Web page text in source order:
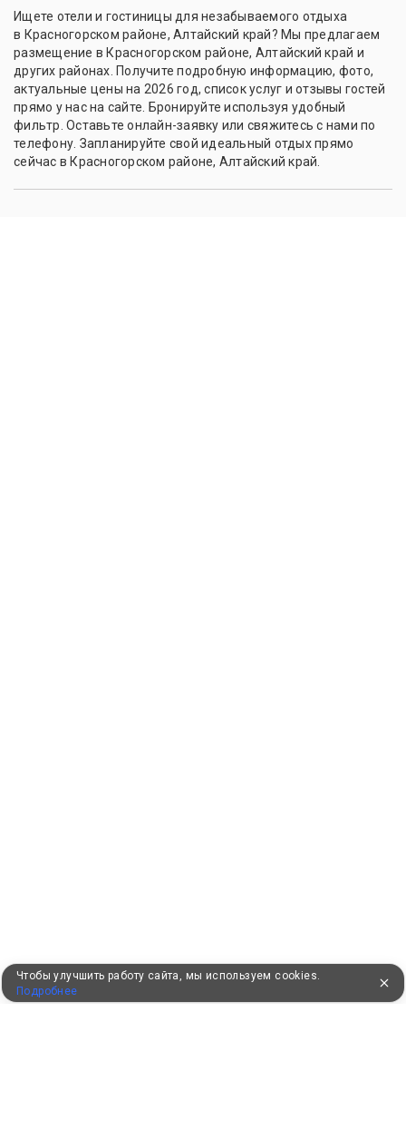
Ищете отели и гостиницы для незабываемого отдыха
в Красногорском районе, Алтайский край? Мы предлагаем
размещение в Красногорском районе, Алтайский край и
других районах. Получите подробную информацию, фото,
актуальные цены на 2026 год, список услуг и отзывы гостей
прямо у нас на сайте. Бронируйте используя удобный
фильтр. Оставьте онлайн-заявку или свяжитесь с нами по
телефону. Запланируйте свой идеальный отдых прямо
сейчас в Красногорском районе, Алтайский край.
Чтобы улучшить работу сайта, мы используем cookies.
Подробнее